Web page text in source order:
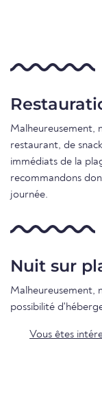
Malheureusement,
restaurant, de
immédiats de la
recommandons
journée.
Nuit sur
Malheureusement,
possibilité
Vous êtes